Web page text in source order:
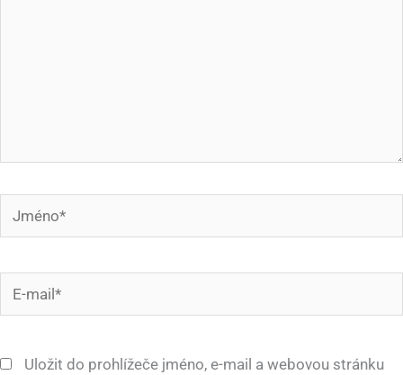
Jméno*
mail*
Uložit do prohlížeče jméno, e-mail a webovou stránku